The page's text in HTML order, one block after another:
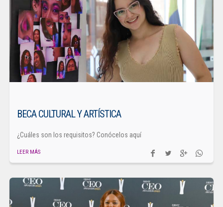
BECA CULTURAL Y ARTÍSTICA
¿Cuáles son los requisitos? Conócelos aquí
LEER MÁS